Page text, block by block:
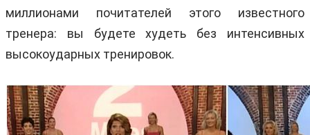
миллионами почитателей этого известного
тренера: вы будете худеть без интенсивных
высокоударных тренировок.